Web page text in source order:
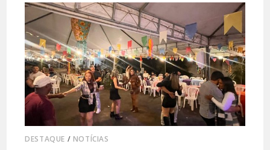
DESTAQUE / NOTÍCIAS